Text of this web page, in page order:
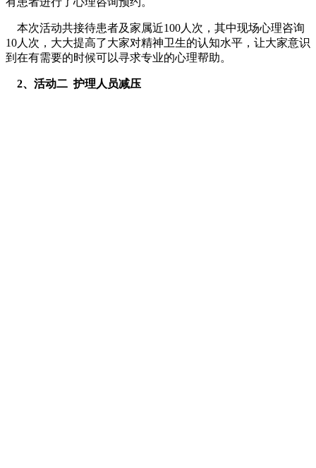
本次活动共接待患者及家属近100人次，其中现场心理咨询
10人次，大大提高了大家对精神卫生的认知水平，让大家意识
到在有需要的时候可以寻求专业的心理帮助。
2、活动二 护理人员减压